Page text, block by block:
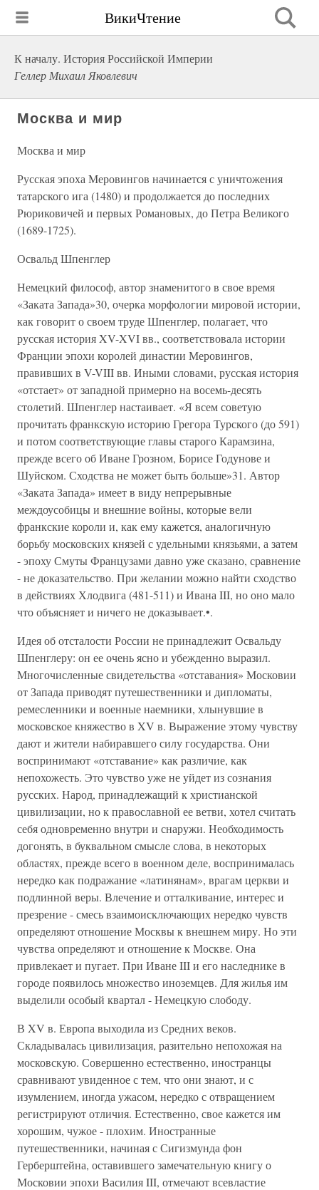
ВикиЧтение
К началу. История Российской Империи
Геллер Михаил Яковлевич
Москва и мир
Москва и мир
Русская эпоха Меровингов начинается с уничтожения
татарского ига (1480) и продолжается до последних
Рюриковичей и первых Романовых, до Петра Великого
(1689-1725).
Освальд Шпенглер
Немецкий философ, автор знаменитого в свое время
«Заката Запада»30, очерка морфологии мировой истории,
как говорит о своем труде Шпенглер, полагает, что
русская история XV-XVI вв., соответствовала истории
Франции эпохи королей династии Меровингов,
правивших в V-VIII вв. Иными словами, русская история
«отстает» от западной примерно на восемь-десять
столетий. Шпенглер настаивает. «Я всем советую
прочитать франкскую историю Грегора Турского (до 591)
и потом соответствующие главы старого Карамзина,
прежде всего об Иване Грозном, Борисе Годунове и
Шуйском. Сходства не может быть больше»31. Автор
«Заката Запада» имеет в виду непрерывные
междоусобицы и внешние войны, которые вели
франкские короли и, как ему кажется, аналогичную
борьбу московских князей с удельными князьями, а затем
- эпоху Смуты Французами давно уже сказано, сравнение
- не доказательство. При желании можно найти сходство
в действиях Хлодвига (481-511) и Ивана III, но оно мало
что объясняет и ничего не доказывает.•.
Идея об отсталости России не принадлежит Освальду
Шпенглеру: он ее очень ясно и убежденно выразил.
Многочисленные свидетельства «отставания» Московии
от Запада приводят путешественники и дипломаты,
ремесленники и военные наемники, хлынувшие в
московское княжество в XV в. Выражение этому чувству
дают и жители набиравшего силу государства. Они
воспринимают «отставание» как различие, как
непохожесть. Это чувство уже не уйдет из сознания
русских. Народ, принадлежащий к христианской
цивилизации, но к православной ее ветви, хотел считать
себя одновременно внутри и снаружи. Необходимость
догонять, в буквальном смысле слова, в некоторых
областях, прежде всего в военном деле, воспринималась
нередко как подражание «латинянам», врагам церкви и
подлинной веры. Влечение и отталкивание, интерес и
презрение - смесь взаимоисключающих нередко чувств
определяют отношение Москвы к внешнем миру. Но эти
чувства определяют и отношение к Москве. Она
привлекает и пугает. При Иване III и его наследнике в
городе появилось множество иноземцев. Для жилья им
выделили особый квартал - Немецкую слободу.
В XV в. Европа выходила из Средних веков.
Складывалась цивилизация, разительно непохожая на
московскую. Совершенно естественно, иностранцы
сравнивают увиденное с тем, что они знают, и с
изумлением, иногда ужасом, нередко с отвращением
регистрируют отличия. Естественно, свое кажется им
хорошим, чужое - плохим. Иностранные
путешественники, начиная с Сигизмунда фон
Герберштейна, оставившего замечательную книгу о
Московии эпохи Василия III, отмечают всевластие